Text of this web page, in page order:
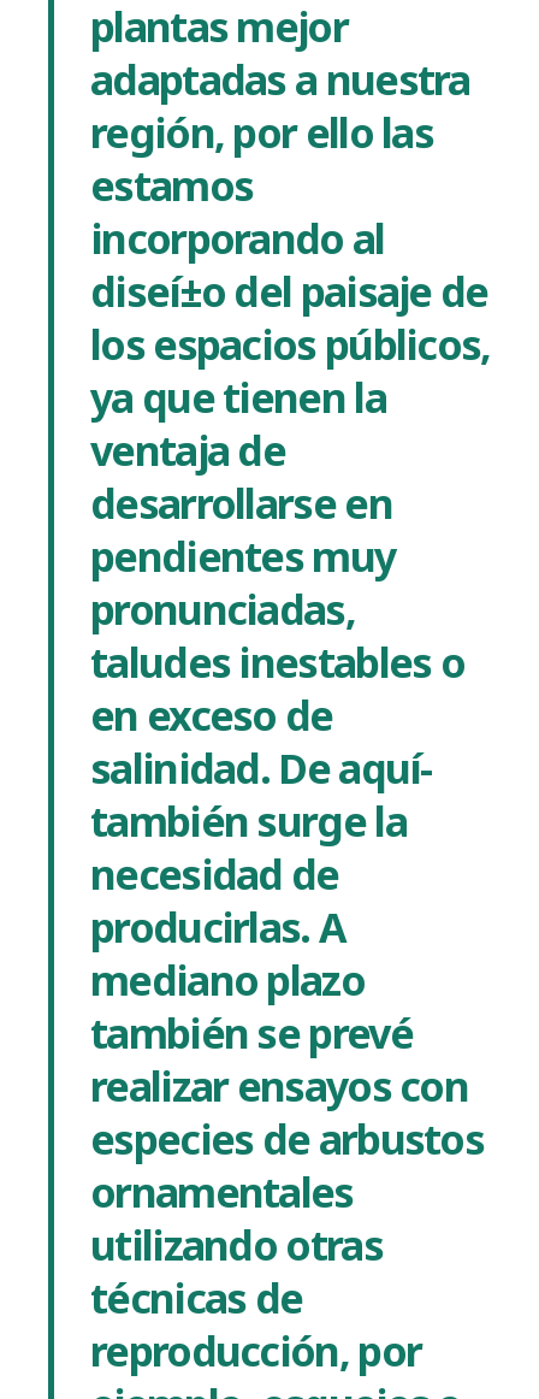
plantas mejor
adaptadas a nuestra
región, por ello las
estamos
incorporando al
diseí±o del paisaje de
los espacios públicos,
ya que tienen la
ventaja de
desarrollarse en
pendientes muy
pronunciadas,
taludes inestables o
en exceso de
salinidad. De aquí­
también surge la
necesidad de
producirlas. A
mediano plazo
también se prevé
realizar ensayos con
especies de arbustos
ornamentales
utilizando otras
técnicas de
reproducción, por